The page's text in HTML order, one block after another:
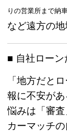
りの営業所まで納
など遠方の地
■ 自社ロー
「地方だと
報に不安が
悩みは「審査
カーマッチ